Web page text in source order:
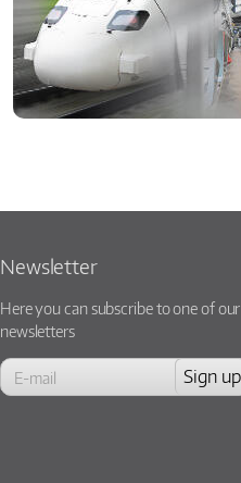
Newsletter
Here you can subscribe to one of our
newsletters